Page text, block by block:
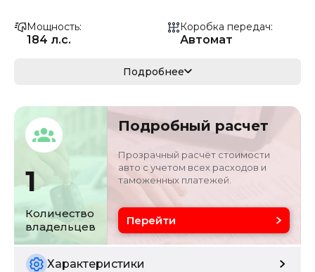
Мощность
184 л.с.
Коробка передач
Автомат
седан
VIN
LE4WG7HB7ML9174
55
1.5 л
Цвет
белый
Состояние
Подробнее
1
Количество
владельцев
Подробный расчет
Прозрачный расчёт стоимости
авто с учетом всех расходов и
таможенных платежей.
Перейти
Характеристики